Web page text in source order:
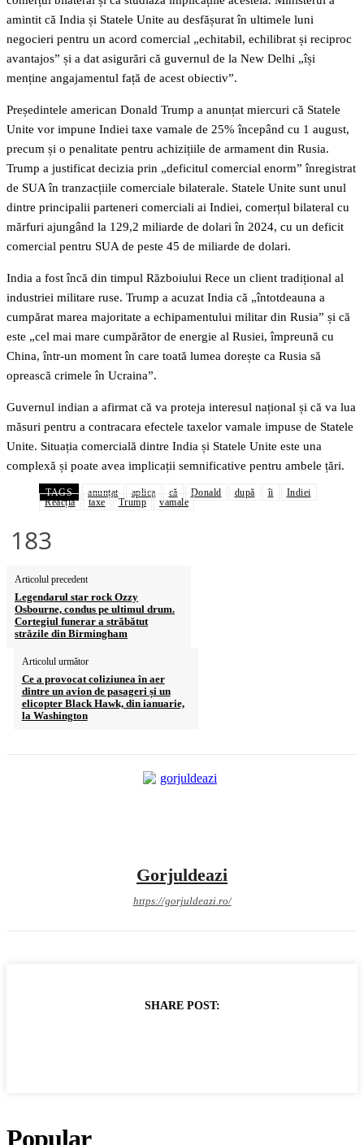
amintit că India și Statele Unite au desfășurat în ultimele luni
negocieri pentru un acord comercial „echitabil, echilibrat și reciproc
avantajos” și a dat asigurări că guvernul de la New Delhi „își
menține angajamentul față de acest obiectiv”.
Președintele american Donald Trump a anunțat miercuri că Statele
Unite vor impune Indiei taxe vamale de 25% începând cu 1 august,
precum și o penalitate pentru achizițiile de armament din Rusia.
Trump a justificat decizia prin „deficitul comercial enorm” înregistrat
de SUA în tranzacțiile comerciale bilaterale. Statele Unite sunt unul
dintre principalii parteneri comerciali ai Indiei, comerțul bilateral cu
mărfuri ajungând la 129,2 miliarde de dolari în 2024, cu un deficit
comercial pentru SUA de peste 45 de miliarde de dolari.
India a fost încă din timpul Războiului Rece un client tradițional al
industriei militare ruse. Trump a acuzat India că „întotdeauna a
cumpărat marea majoritate a echipamentului militar din Rusia” și că
este „cel mai mare cumpărător de energie al Rusiei, împreună cu
China, într-un moment în care toată lumea dorește ca Rusia să
oprească crimele în Ucraina”.
Guvernul indian a afirmat că va proteja interesul național și că va lua
măsuri pentru a contracara efectele taxelor vamale impuse de Statele
Unite. Situația comercială dintre India și Statele Unite este una
complexă și poate avea implicații semnificative pentru ambele țări.
TAGS anunțat aplica că Donald după îi
Indiei
Reacția
taxe Trump vamale
183
Articolul precedent
Legendarul star rock Ozzy
Osbourne, condus pe ultimul drum.
Cortegiul funerar a străbătut
străzile din Birmingham
Articolul următor
Ce a provocat coliziunea în aer
dintre un avion de pasageri și un
elicopter Black Hawk, din ianuarie,
la Washington
Gorjuldeazi
https://gorjuldeazi.ro/
SHARE POST:
Popular